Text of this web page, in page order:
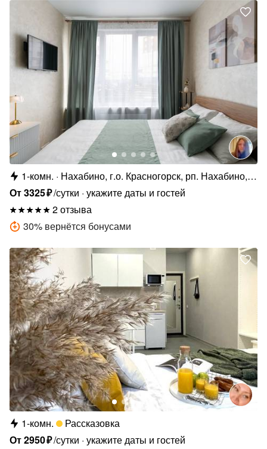
1-комн.
Нахабино, г.о. Красногорск, рп. Нахабино,
Покровская ул., 18
От3325₽/сутки укажите даты и гостей
2 отзыва
30% вернётся бонусами
1-комн.
Рассказовка
От2950₽/сутки укажите даты и гостей